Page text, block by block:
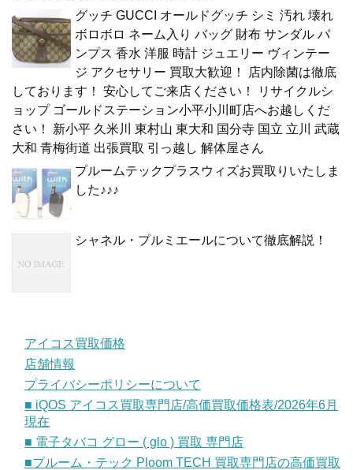
グッチ GUCCI オールドグッチ シミ 汚れ 壊れ
ボロボロ ネーム入り バッグ 財布 サンダル パ
ンプス 香水 洋服 時計 ジュエリー ヴィンテー
ジ アクセサリー 買取大歓迎！ 店内除菌は徹底
しております！ 安心してご来店ください！ リサイクルシ
ョップ ゴールドステーション小平小川町店へお越しくだ
さい！ 新小平 久米川 東村山 東大和 国分寺 国立 立川 武蔵
大和 青梅街道 出張買取 引っ越し 解体屋さん
プルームテックプラスウィズお買取りいたしま
した♪♪♪
シャネル・プルミエールについて徹底解説！
アイコス買取価格
店舗情報
プライバシーポリシーについて
■ iQOS アイコス買取専門店/高価買取価格表/2026年6月
現在
■ 電子タバコ グロー ( glo ) 買取 専門店
■プルーム・テック Ploom TECH 買取専門店の高価買取